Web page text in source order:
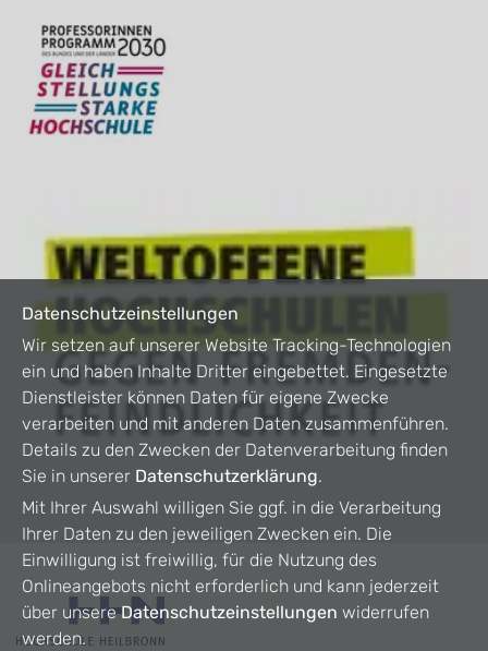
Datenschutzeinstellungen
Wir setzen auf unserer Website Tracking-Technologien
ein und haben Inhalte Dritter eingebettet. Eingesetzte
Dienstleister können Daten für eigene Zwecke
verarbeiten und mit anderen Daten zusammenführen.
Details zu den Zwecken der Datenverarbeitung finden
Sie in unserer Datenschutzerklärung.
Mit Ihrer Auswahl willigen Sie ggf. in die Verarbeitung
Ihrer Daten zu den jeweiligen Zwecken ein. Die
Einwilligung ist freiwillig, für die Nutzung des
Onlineangebots nicht erforderlich und kann jederzeit
über unsereDatenschutzeinstellungen widerrufen
werden.